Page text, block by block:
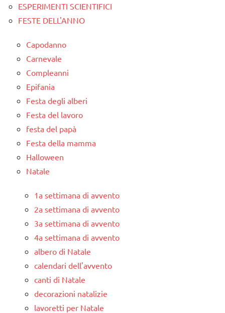
ESPERIMENTI SCIENTIFICI
FESTE DELL'ANNO
Capodanno
Carnevale
Compleanni
Epifania
Festa degli alberi
Festa del lavoro
festa del papà
Festa della mamma
Halloween
Natale
1a settimana di avvento
2a settimana di avvento
3a settimana di avvento
4a settimana di avvento
albero di Natale
calendari dell'avvento
canti di Natale
decorazioni natalizie
lavoretti per Natale